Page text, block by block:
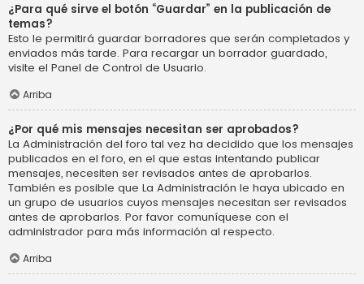
¿Para qué sirve el botón “Guardar” en la publicación de
temas?
Esto le permitirá guardar borradores que serán completados y
enviados más tarde. Para recargar un borrador guardado,
visite el Panel de Control de Usuario.
Arriba
¿Por qué mis mensajes necesitan ser aprobados?
La Administración del foro tal vez ha decidido que los mensajes
publicados en el foro, en el que estas intentando publicar
mensajes, necesiten ser revisados antes de aprobarlos.
También es posible que La Administración le haya ubicado en
un grupo de usuarios cuyos mensajes necesitan ser revisados
antes de aprobarlos. Por favor comuníquese con el
administrador para más información al respecto.
Arriba